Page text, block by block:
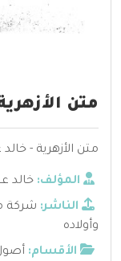
متن
متن الأزهرية -
المؤلف: خالد
الناشر: شركة
وأولاده
الأقسام: